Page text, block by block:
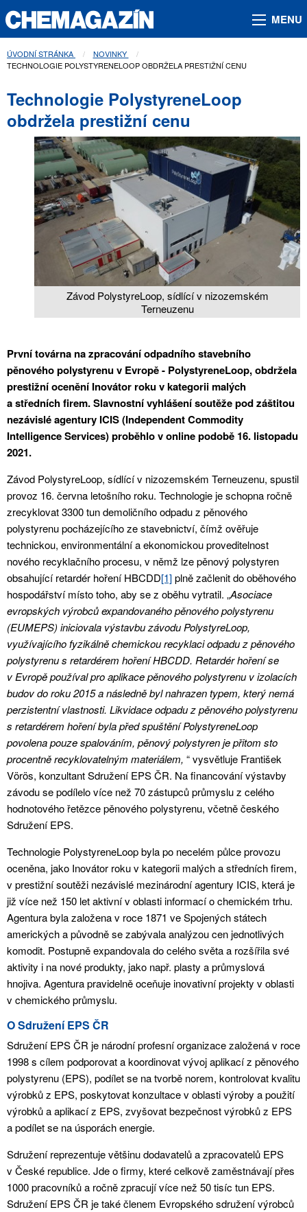
MENU
ÚVODNÍ STRÁNKA
NOVINKY
AKTUÁLNÍ STRÁNKA:
TECHNOLOGIE POLYSTYRENELOOP OBDRŽELA PRESTIŽNÍ CENU
Technologie PolystyreneLoop
obdržela prestižní cenu
Závod PolystyreLoop, sídlící v nizozemském
Terneuzenu
První továrna na zpracování odpadního stavebního
pěnového polystyrenu v Evropě - PolystyreneLoop, obdržela
prestižní ocenění Inovátor roku v kategorii malých
a středních firem. Slavnostní vyhlášení soutěže pod záštitou
nezávislé agentury ICIS (Independent Commodity
Intelligence Services) proběhlo v online podobě 16. listopadu
2021.
Závod PolystyreLoop, sídlící v nizozemském Terneuzenu, spustil
provoz 16. června letošního roku. Technologie je schopna ročně
zrecyklovat 3300 tun demoličního odpadu z pěnového
polystyrenu pocházejícího ze stavebnictví, čímž ověřuje
technickou, environmentální a ekonomickou proveditelnost
nového recyklačního procesu, v němž lze pěnový polystyren
obsahující retardér hoření HBCDD[1]plně začlenit do oběhového
hospodářství místo toho, aby se z oběhu vytratil. „Asociace
evropských výrobců expandovaného pěnového polystyrenu
(EUMEPS) iniciovala výstavbu závodu PolystyreLoop,
využívajícího fyzikálně chemickou recyklaci odpadu z pěnového
polystyrenu s retardérem hoření HBCDD. Retardér hoření se
v Evropě používal pro aplikace pěnového polystyrenu v izolacích
budov do roku 2015 a následně byl nahrazen typem, který nemá
perzistentní vlastnosti. Likvidace odpadu z pěnového polystyrenu
s retardérem hoření byla před spuštění PolystyreneLoop
povolena pouze spalováním, pěnový polystyren je přitom sto
procentně recyklovatelným materiálem, “ vysvětluje František
Vörös, konzultant Sdružení EPS ČR. Na financování výstavby
závodu se podílelo více než 70 zástupců průmyslu z celého
hodnotového řetězce pěnového polystyrenu, včetně českého
Sdružení EPS.
Technologie PolystyreneLoop byla po necelém půlce provozu
oceněna, jako Inovátor roku v kategorii malých a středních firem,
v prestižní soutěži nezávislé mezinárodní agentury ICIS, která je
již více než 150 let aktivní v oblasti informací o chemickém trhu.
Agentura byla založena v roce 1871 ve Spojených státech
amerických a původně se zabývala analýzou cen jednotlivých
komodit. Postupně expandovala do celého světa a rozšířila své
aktivity i na nové produkty, jako např. plasty a průmyslová
hnojiva. Agentura pravidelně oceňuje inovativní projekty v oblasti
v chemického průmyslu.
O Sdružení EPS ČR
Sdružení EPS ČR je národní profesní organizace založená v roce
1998 s cílem podporovat a koordinovat vývoj aplikací z pěnového
polystyrenu (EPS), podílet se na tvorbě norem, kontrolovat kvalitu
výrobků z EPS, poskytovat konzultace v oblasti výroby a použití
výrobků a aplikací z EPS, zvyšovat bezpečnost výrobků z EPS
a podílet se na úsporách energie.
Sdružení reprezentuje většinu dodavatelů a zpracovatelů EPS
v České republice. Jde o firmy, které celkově zaměstnávají přes
1000 pracovníků a ročně zpracují více než 50 tisíc tun EPS.
Sdružení EPS ČR je také členem Evropského sdružení výrobců